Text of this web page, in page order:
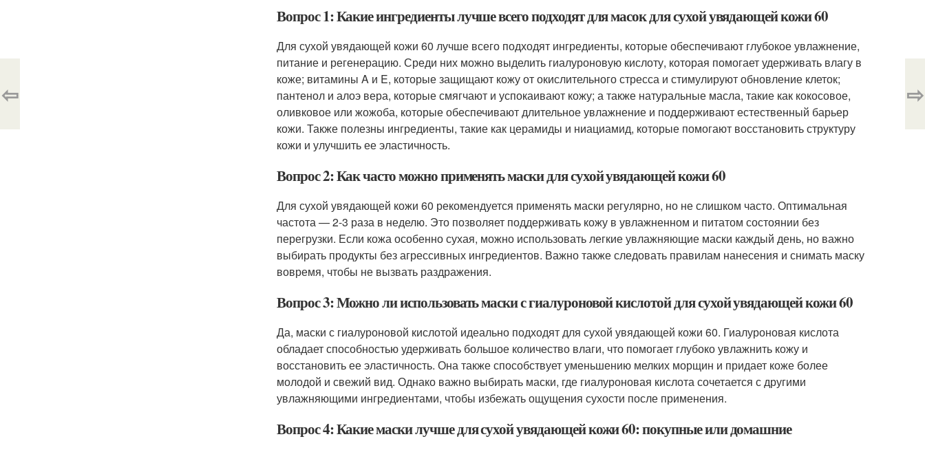
Вопрос 1: Какие ингредиенты лучше всего подходят для масок для сухой увядающей кожи 60
Для сухой увядающей кожи 60 лучше всего подходят ингредиенты, которые обеспечивают глубокое увлажнение,
питание и регенерацию. Среди них можно выделить гиалуроновую кислоту, которая помогает удерживать влагу в
коже; витамины A и E, которые защищают кожу от окислительного стресса и стимулируют обновление клеток;
пантенол и алоэ вера, которые смягчают и успокаивают кожу; а также натуральные масла, такие как кокосовое,
оливковое или жожоба, которые обеспечивают длительное увлажнение и поддерживают естественный барьер
кожи. Также полезны ингредиенты, такие как церамиды и ниациамид, которые помогают восстановить структуру
кожи и улучшить ее эластичность.
Вопрос 2: Как часто можно применять маски для сухой увядающей кожи 60
Для сухой увядающей кожи 60 рекомендуется применять маски регулярно, но не слишком часто. Оптимальная
частота — 2-3 раза в неделю. Это позволяет поддерживать кожу в увлажненном и питатом состоянии без
перегрузки. Если кожа особенно сухая, можно использовать легкие увлажняющие маски каждый день, но важно
выбирать продукты без агрессивных ингредиентов. Важно также следовать правилам нанесения и снимать маску
вовремя, чтобы не вызвать раздражения.
Вопрос 3: Можно ли использовать маски с гиалуроновой кислотой для сухой увядающей кожи 60
Да, маски с гиалуроновой кислотой идеально подходят для сухой увядающей кожи 60. Гиалуроновая кислота
обладает способностью удерживать большое количество влаги, что помогает глубоко увлажнить кожу и
восстановить ее эластичность. Она также способствует уменьшению мелких морщин и придает коже более
молодой и свежий вид. Однако важно выбирать маски, где гиалуроновая кислота сочетается с другими
увлажняющими ингредиентами, чтобы избежать ощущения сухости после применения.
Вопрос 4: Какие маски лучше для сухой увядающей кожи 60: покупные или домашние
⇦ ⇨